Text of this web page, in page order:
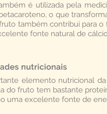
é utilizada pela
o que
também contribui para o
fonte natural de
elemento nutricional
do fruto tem bastante
uma excelente fonte de